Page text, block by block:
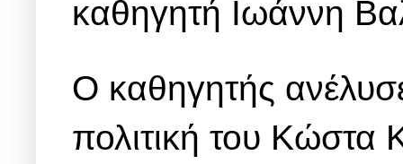
καθηγητή Ιωάννη
Ο καθηγητής
πολιτική του Κώστα